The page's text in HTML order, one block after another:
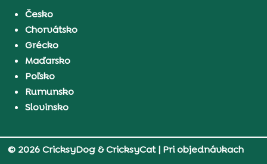
Česko
Chorvátsko
Grécko
Maďarsko
Poľsko
Rumunsko
Slovinsko
© 2026 CricksyDog & CricksyCat| Pri objednávkach